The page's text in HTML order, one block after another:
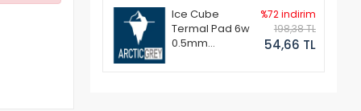
Ice Cube
Termal Pad 6w
0.5mm
%72 indirim
198,38 TL
54,66 TL